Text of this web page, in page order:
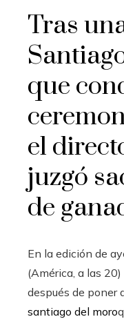
Tras
que
el
juzgó
de
En la edición de
(América, a las
después de poner
santiago del moro